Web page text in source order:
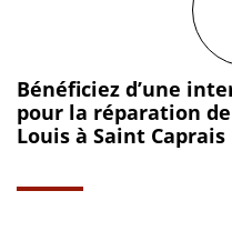
Bénéficiez d’une
pour la réparation
Louis à Saint Caprais